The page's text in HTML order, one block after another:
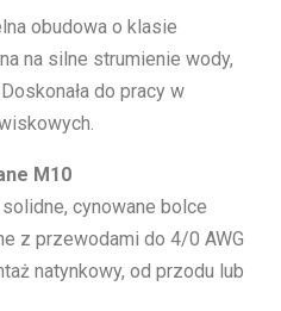
obudowa o klasie
na silne strumienie wody,
do pracy w
M10
cynowane bolce
z przewodami do 4/0 AWG
natynkowy, od przodu lub